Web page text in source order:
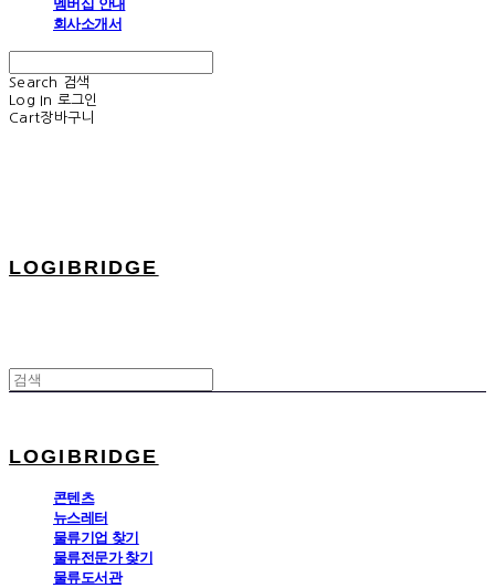
멤버십 안내
회사소개서
Search
검색
Log In 로그인
Cart장바구니
LOGIBRIDGE
LOGIBRIDGE
콘텐츠
뉴스레터
물류기업 찾기
물류전문가 찾기
물류도서관